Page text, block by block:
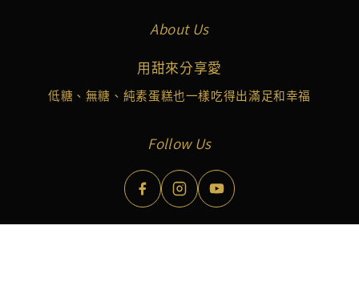
About Us
用甜來分享愛
低糖、無糖、純素蛋糕也一樣吃得出滿足和幸福
Follow Us